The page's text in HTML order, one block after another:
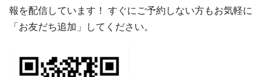
報を配信しています！ すぐにご予約しない方もお気軽に
「お友だち追加」してください。